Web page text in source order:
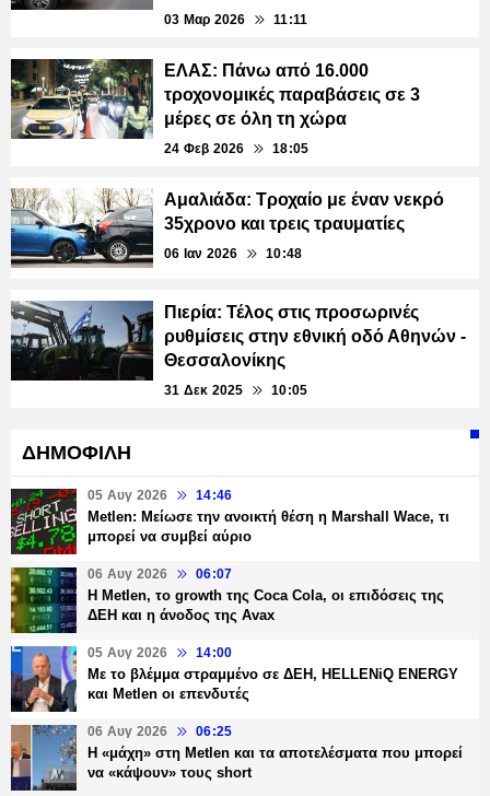
03 Μαρ 2026 11:11
ΕΛΑΣ: Πάνω από 16.000
τροχονομικές παραβάσεις σε 3
μέρες σε όλη τη χώρα
24 Φεβ 2026 18:05
Αμαλιάδα: Τροχαίο με έναν νεκρό
35χρονο και τρεις τραυματίες
06 Ιαν 2026 10:48
Πιερία: Τέλος στις προσωρινές
ρυθμίσεις στην εθνική οδό Αθηνών -
Θεσσαλονίκης
31 Δεκ 2025 10:05
ΔΗΜΟΦΙΛΗ
05 Αυγ 2026 14:46
Metlen: Μείωσε την ανοικτή θέση η Marshall Wace, τι
μπορεί να συμβεί αύριο
06 Αυγ 2026 06:07
H Metlen, το growth της Coca Cola, οι επιδόσεις της
ΔΕΗ και η άνοδος της Avax
05 Αυγ 2026 14:00
Με το βλέμμα στραμμένο σε ΔΕΗ, HELLENiQ ENERGY
και Metlen οι επενδυτές
06 Αυγ 2026 06:25
H «μάχη» στη Metlen και τα αποτελέσματα που μπορεί
να «κάψουν» τους short